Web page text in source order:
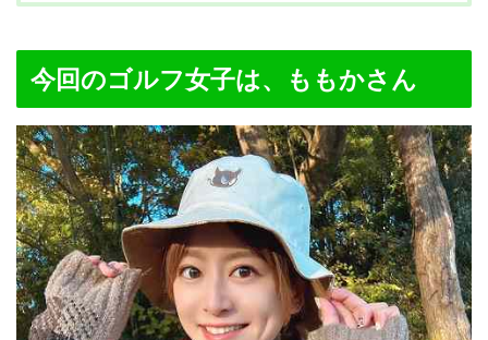
今回のゴルフ女子は、ももかさん